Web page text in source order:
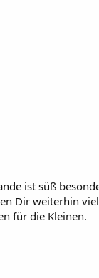
ist süß
Dir weiterhin
für die Kleinen.